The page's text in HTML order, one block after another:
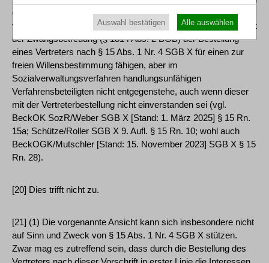
der sozialrechtlichen Literatur teilweise vertretenen und auch
vom Beschwerdegericht geteilten Auffassung, dass das Verbot
der Zwangsbetreuung (§ 1814 Abs. 2 BGB) der Bestellung
eines Vertreters nach § 15 Abs. 1 Nr. 4 SGB X für einen zur
freien Willensbestimmung fähigen, aber im
Sozialverwaltungsverfahren handlungsunfähigen
Verfahrensbeteiligten nicht entgegenstehe, auch wenn dieser
mit der Vertreterbestellung nicht einverstanden sei (vgl.
BeckOK SozR/Weber SGB X [Stand: 1. März 2025] § 15 Rn.
15a; Schütze/Roller SGB X 9. Aufl. § 15 Rn. 10; wohl auch
BeckOGK/Mutschler [Stand: 15. November 2023] SGB X § 15
Rn. 28).
[20] Dies trifft nicht zu.
[21] (1) Die vorgenannte Ansicht kann sich insbesondere nicht
auf Sinn und Zweck von § 15 Abs. 1 Nr. 4 SGB X stützen.
Zwar mag es zutreffend sein, dass durch die Bestellung des
Auswahl bestätigen Alle auswählen